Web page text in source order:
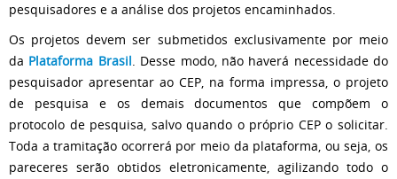
pesquisadores e a análise dos projetos encaminhados.
Os projetos devem ser submetidos exclusivamente por meio
da Plataforma Brasil. Desse modo, não haverá necessidade do
pesquisador apresentar ao CEP, na forma impressa, o projeto
de pesquisa e os demais documentos que compõem o
protocolo de pesquisa, salvo quando o próprio CEP o solicitar.
Toda a tramitação ocorrerá por meio da plataforma, ou seja, os
pareceres serão obtidos eletronicamente, agilizando todo o